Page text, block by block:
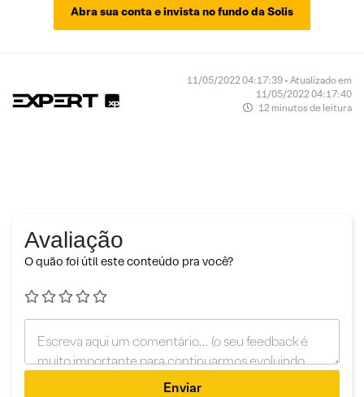
Abra sua conta e invista no fundo da Solis
11/05/2022 04:17:39 • Atualizado em
11/05/2022 04:17:40
12 minutos de leitura
Avaliação
O quão foi útil este conteúdo pra você?
Enviar